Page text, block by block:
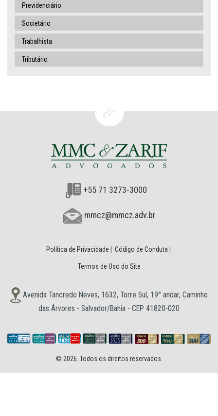
Previdenciário
Societário
Trabalhista
Tributário
+55 71 3273-3000
mmcz@mmcz.adv.br
Política de Privacidade Código de Conduta
Termos de Uso do Site
Avenida Tancredo Neves, 1632, Torre Sul, 19° andar, Caminho
das Árvores - Salvador/Bahia - CEP 41820-020
© 2026. Todos os direitos reservados.